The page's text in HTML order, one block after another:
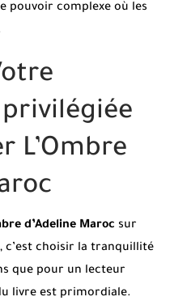
pouvoir complexe où les
L’Ombre
d’Adeline Maroc sur
c’est choisir la tranquillité
que pour un lecteur
livre est primordiale.